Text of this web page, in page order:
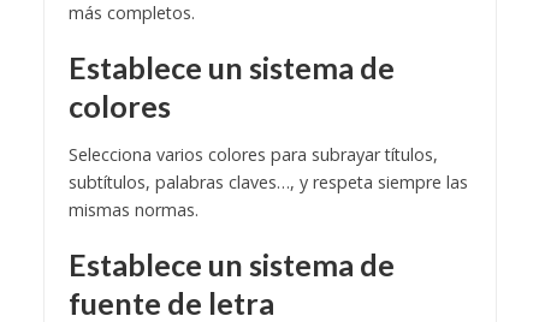
más completos.
Establece un sistema de
colores
Selecciona varios colores para subrayar títulos,
subtítulos, palabras claves…, y respeta siempre las
mismas normas.
Establece un sistema de
fuente de letra